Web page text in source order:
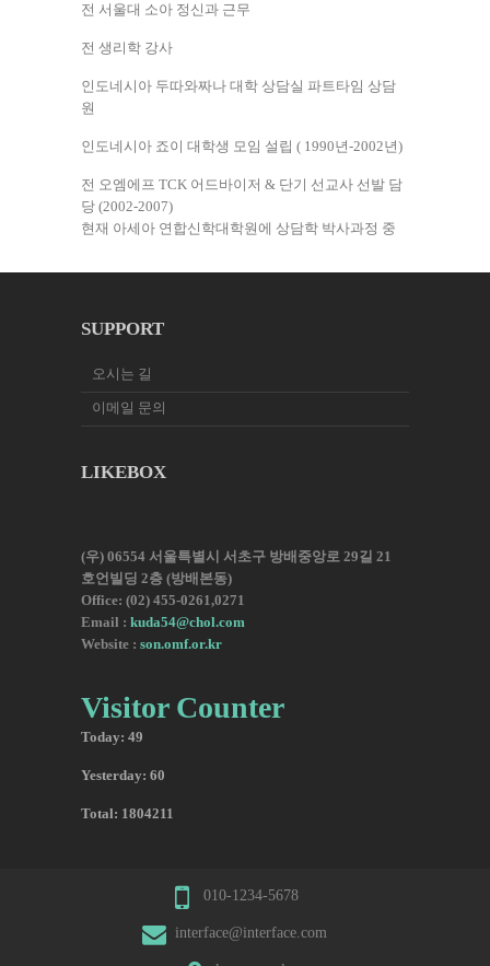
전 서울대 소아 정신과 근무
전 생리학 강사
인도네시아 두따와짜나 대학 상담실 파트타임 상담
원
인도네시아 죠이 대학생 모임 설립 ( 1990년-2002년)
전 오엠에프 TCK 어드바이저 & 단기 선교사 선발 담
당 (2002-2007)
현재 아세아 연합신학대학원에 상담학 박사과정 중
SUPPORT
오시는 길
이메일 문의
LIKEBOX
(우) 06554 서울특별시 서초구 방배중앙로 29길 21
호언빌딩 2층 (방배본동)
Office: (02) 455-0261,0271
Email : kuda54@chol.com
Website : son.omf.or.kr
Visitor Counter
Today: 49
Yesterday: 60
Total: 1804211
010-1234-5678
interface@interface.com